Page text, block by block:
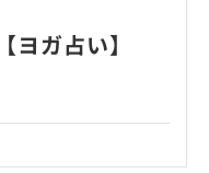
ガ占い】